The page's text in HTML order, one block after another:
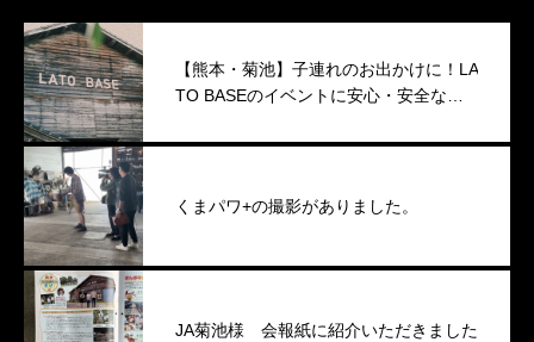
【熊本・菊池】子連れのお出かけに！LA
TO BASEのイベントに安心・安全な
くまパワ+の撮影がありました。
JA菊池様 会報紙に紹介いただきました